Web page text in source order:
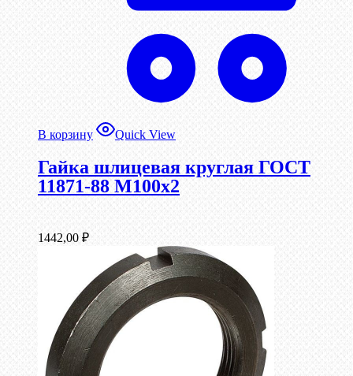
В корзину Quick View
Гайка шлицевая круглая ГОСТ
11871-88 М100х2
1442,00 ₽